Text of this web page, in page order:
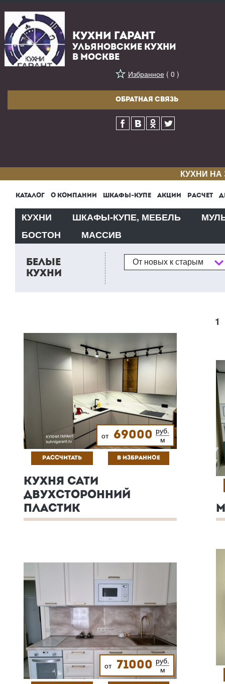
КУХНИ ГАРАНТ
УЛЬЯНОВСКИЕ КУХНИ
В МОСКВЕ
Избранное( 0 )
ОБРАТНАЯ СВЯЗЬ
КУХНИ
КАТАЛОГ О КОМПАНИИ ШКАФЫ-КУПЕ АКЦИИ РАСЧЕТ
КУХНИ ШКАФЫ-КУПЕ, МЕБЕЛЬ
БОСТОН
МАССИВ
БЕЛЫЕ
КУХНИ
Сортировка
От новых к старым
1
от 69000 руб.
м
РАССЧИТАТЬ В ИЗБРАННОЕ
КУХНЯ САТИ
ДВУХСТОРОННИЙ
ПЛАСТИК
от 71000 руб.
м